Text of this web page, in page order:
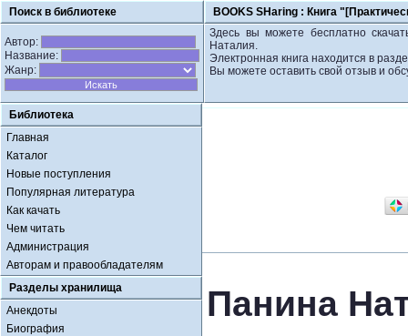
Поиск в библиотеке BOOKS SHaring : Книга
Автор:
Название:
Жанр:
Здесь вы можете бесплатно
Наталия.
Электронная книга находится в
Вы можете оставить свой отзыв и
Библиотека
Главная
Каталог
Новые поступления
Популярная литература
Как качать
Чем читать
Администрация
Авторам и правообладателям
Разделы хранилища
Анекдоты
Биография
Панина